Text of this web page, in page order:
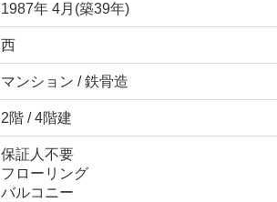
1987年 4月(築39年)
西
マンション / 鉄骨造
2階 / 4階建
保証人不要
フローリング
バルコニー